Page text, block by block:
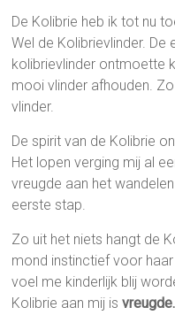
De Kolibrie heb ik tot nu
Wel de Kolibrievlinder. De
kolibrievlinder ontmoette
mooi vlinder afhouden.
vlinder.
De spirit van de Kolibrie
Het lopen verging mij al
vreugde aan het
eerste stap.
Zo uit het niets hangt de
mond instinctief voor
voel me kinderlijk blij
Kolibrie aan mij is